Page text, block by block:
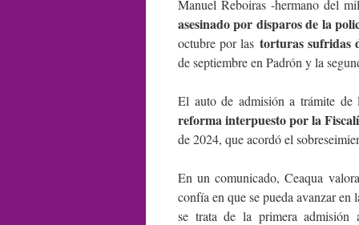
Manuel Reboiras -hermano del
asesinado por disparos de la
octubre por las torturas sufridas
de septiembre en Padrón y la
El auto de admisión a trámite
reforma interpuesto por la
de 2024, que acordó el
En un comunicado, Ceaqua
confía en que se pueda avanzar
se trata de la primera admisión